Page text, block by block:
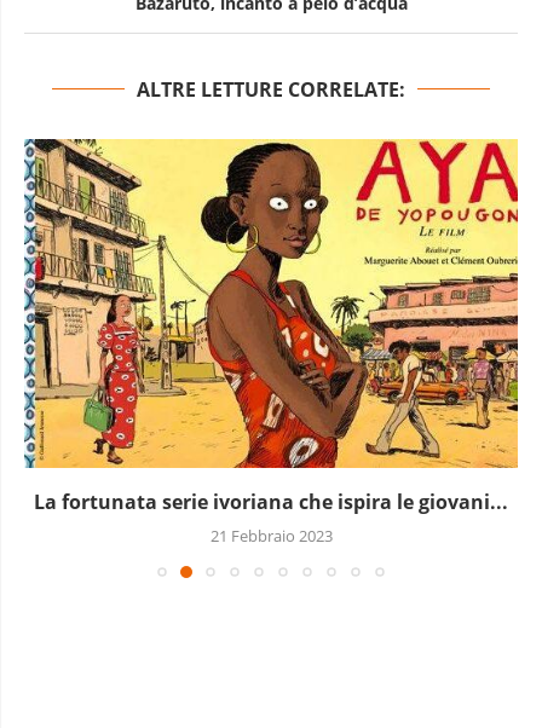
ALTRE LETTURE CORRELATE:
La fortunata serie ivoriana che ispira le giovani...
21 Febbraio 2023